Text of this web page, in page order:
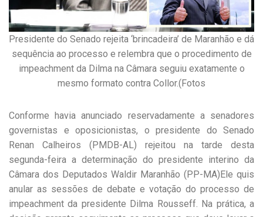
Presidente do Senado rejeita ‘brincadeira’ de Maranhão e dá
sequência ao processo e relembra que o procedimento de
impeachment da Dilma na Câmara seguiu exatamente o
mesmo formato contra Collor.(Fotos
Conforme havia anunciado reservadamente a senadores
governistas e oposicionistas, o presidente do Senado
Renan Calheiros (PMDB-AL) rejeitou na tarde desta
segunda-feira a determinação do presidente interino da
Câmara dos Deputados Waldir Maranhão (PP-MA)Ele quis
anular as sessões de debate e votação do processo de
impeachment da presidente Dilma Rousseff. Na prática, a